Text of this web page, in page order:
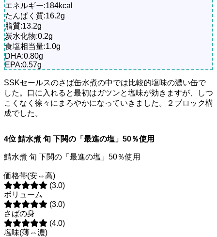
エネルギー:184kcal
たんぱく質:16.2g
脂質:13.2g
炭水化物:0.2g
食塩相当量:1.0g
DHA:0.80g
EPA:0.57g
SSKセールスのさば缶水煮の中では比較的塩味の濃い缶で
した。口に入れると最初はガツンと塩味が効きますが、しつ
こくなく徐々にまろやかになっていきました。２ブロック構
成でした。
4位 鯖水煮 旬 下関の「最進の塩」50％使用
鯖水煮 旬 下関の「最進の塩」50％使用
価格帯(安⇔高)
(3.0)
ボリューム
(3.0)
さばの身
(4.0)
塩味(薄⇔濃)